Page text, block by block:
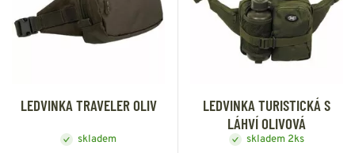
LEDVINKA TRAVELER OLIV
skladem
LEDVINKA TURISTICKÁ S
LÁHVÍ OLIVOVÁ
skladem 2ks